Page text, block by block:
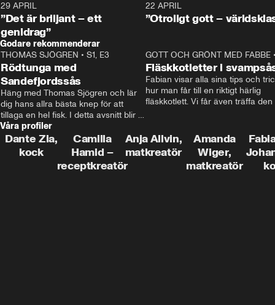
29 APRIL
”Det är briljant – ett
genidrag”
22 APRIL
”Otroligt gott –
Godare rekommenderar
THOMAS SJÖGREN • S1, E3
Rödtunga med
Sandefjordssås
Häng med Thomas Sjögren och lär
dig hans allra bästa knep för att
tillaga en hel fisk. I detta avsnitt blir
de helstekt rödtunga med
sandefjordssås och en magisk sallad
på pepparrot och äpple.
GOTT OCH GRÖNT MED FABBE
Fläskkotletter i
Fabian visar alla sina tips och
hur man får till en riktigt härlig
fläskkotlett. Vi får även träffa den
grisbonde på Gotland.
Våra profiler
Dante Zia,
kock
Camilla
Hamid –
receptkreatör
Anja Allvin,
matkreatör
Amanda
Wiger,
matkreatör